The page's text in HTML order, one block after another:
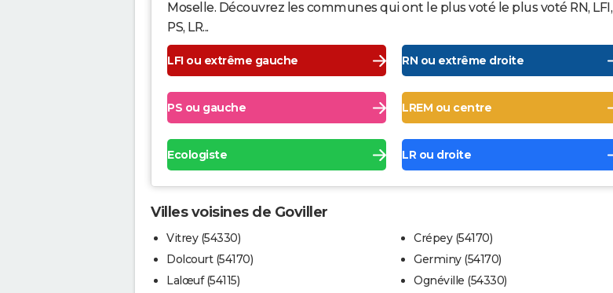
Moselle. Découvrez les communes qui ont le plus voté le plus voté RN, LFI,
PS, LR...
LFI ou extrême gauche RN ou extrême droite
PS ou gauche LREM ou centre
Ecologiste LR ou droite
Villes voisines de Goviller
Vitrey (54330)
Dolcourt (54170)
Lalœuf (54115)
Crépey (54170)
Germiny (54170)
Ognéville (54330)